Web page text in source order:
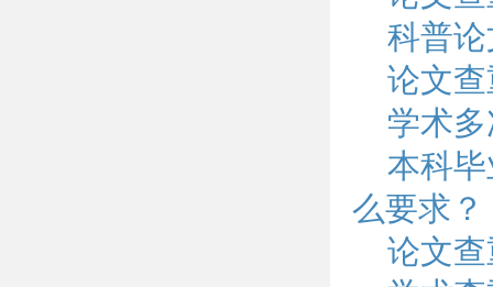
科普
论文
学术
本科
么要求？
论文